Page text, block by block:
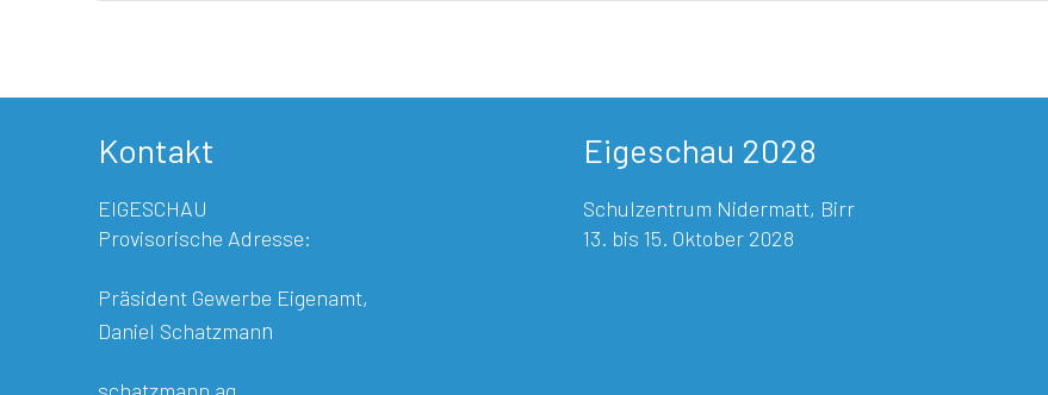
Kontakt
EIGESCHAU
Provisorische Adresse:
Präsident Gewerbe Eigenamt,
Daniel Schatzmann
Eigeschau 2028
Schulzentrum Nidermatt, Birr
13. bis 15. Oktober 2028